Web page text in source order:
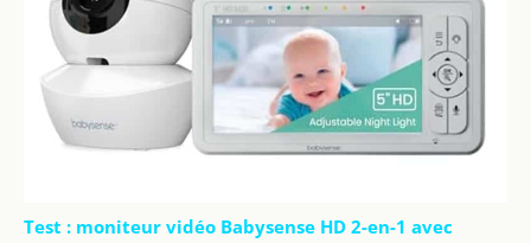
Test : moniteur vidéo Babysense HD 2-en-1 avec